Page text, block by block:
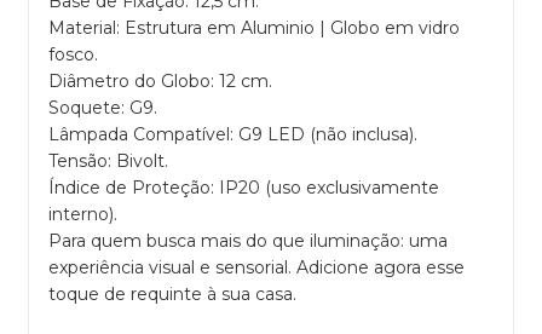
Material: Estrutura em Aluminio | Globo em vidro
fosco.
Diâmetro do Globo: 12 cm.
Soquete: G9.
Lâmpada Compatível: G9 LED (não inclusa).
Tensão: Bivolt.
Índice de Proteção: IP20 (uso exclusivamente
interno).
Para quem busca mais do que iluminação: uma
experiência visual e sensorial. Adicione agora esse
toque de requinte à sua casa.